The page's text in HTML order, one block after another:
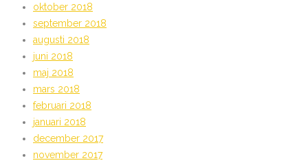
oktober 2018
september 2018
augusti 2018
juni 2018
maj 2018
mars 2018
februari 2018
januari 2018
december 2017
november 2017